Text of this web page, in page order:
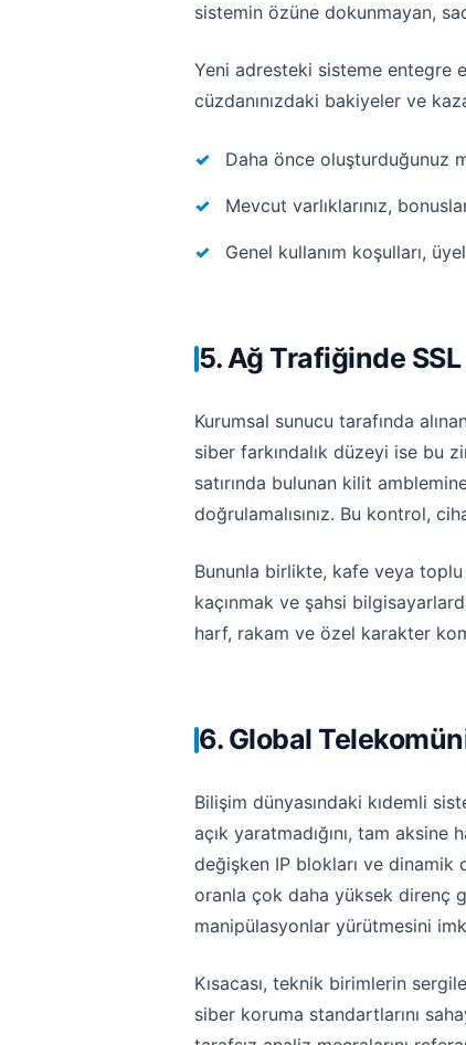
sistemin özüne dokunmayan,
Yeni adresteki sisteme entegre
cüzdanınızdaki bakiyeler ve
Daha önce oluşturduğunuz
Mevcut varlıklarınız,
Genel kullanım koşulları,
5. Ağ Trafiğinde
Kurumsal sunucu tarafında
siber farkındalık düzeyi ise bu
satırında bulunan kilit
doğrulamalısınız. Bu kontrol,
Bununla birlikte, kafe veya
kaçınmak ve şahsi
harf, rakam ve özel karakter
6. Global
Bilişim dünyasındaki kıdemli
açık yaratmadığını, tam
değişken IP blokları ve dinamik
oranla çok daha yüksek direnç
manipülasyonlar yürütmesini
Kısacası, teknik birimlerin
siber koruma standartlarını